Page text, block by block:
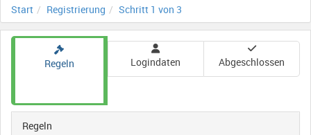
Start Registrierung Schritt 1 von 3
Regeln Logindaten Abgeschlossen
Regeln